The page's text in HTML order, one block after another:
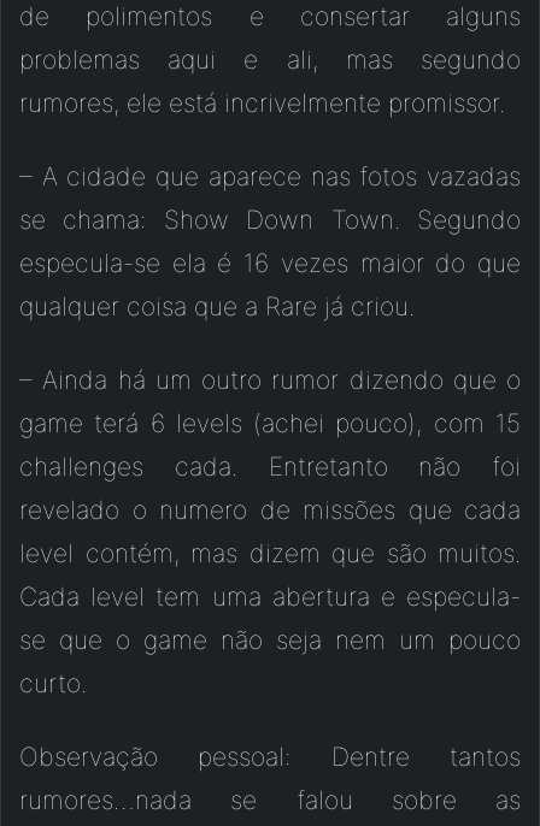
de polimentos e consertar alguns
problemas aqui e ali, mas segundo
rumores, ele está incrivelmente promissor.
– A cidade que aparece nas fotos vazadas
se chama: Show Down Town. Segundo
especula-se ela é 16 vezes maior do que
qualquer coisa que a Rare já criou.
– Ainda há um outro rumor dizendo que o
game terá 6 levels (achei pouco), com 15
challenges cada. Entretanto não foi
revelado o numero de missões que cada
level contém, mas dizem que são muitos.
Cada level tem uma abertura e especula-
se que o game não seja nem um pouco
curto.
Observação pessoal: Dentre tantos
rumores…nada se falou sobre as